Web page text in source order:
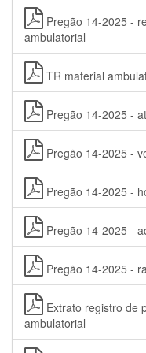
Pregão 14-2025 -
ambulatorial
TR material
Pregão 14-2025 -
Pregão 14-2025 -
Pregão 14-2025 -
Pregão 14-2025 -
Pregão 14-2025 -
Extrato registro de
ambulatorial